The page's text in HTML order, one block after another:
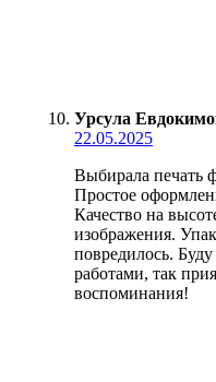
Урсула
22.05.2025
Выбирала печать
Простое
Качество на
изображения.
повредилось.
работами, так
воспоминания!